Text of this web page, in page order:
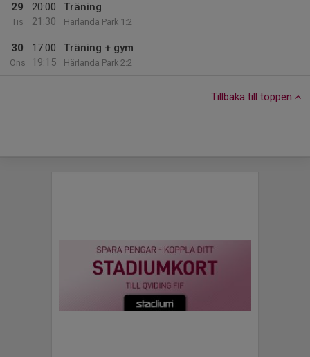
29
Tis
20:00
21:30
Träning
Härlanda Park 1:2
30
Ons
17:00
19:15
Träning + gym
Härlanda Park 2:2
Tillbaka till toppen